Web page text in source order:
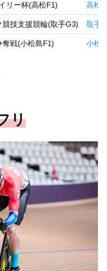
リー杯(高松F1) 高松
技支援競輪(取手G3) 取手
戦(小松島F1) 小松
リ